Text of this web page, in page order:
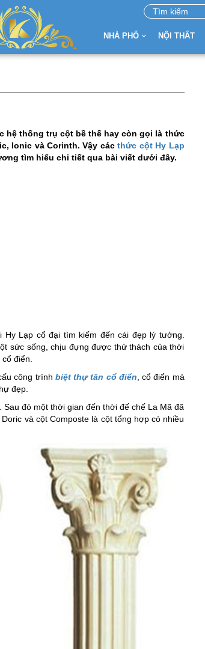
NHÀ PHỐ NỘI THẤT
hệ thống trụ cột bề thế hay còn gọi là thức
Ionic và Corinth. Vậy cácthức cột Hy Lạp
tìm hiểu chi tiết qua bài viết dưới đây.
Lạp cổ đại tìm kiếm đến cái đẹp lý tưởng.
sức sống, chịu đựng được thử thách của thời
điển.
công trình biệt thự tân cổ điển , cổ điển mà
đẹp.
đó một thời gian đến thời đế chế La Mã đã
và cột Composte là cột tổng hợp có nhiều